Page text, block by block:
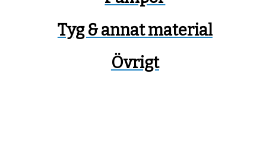
Tyg & annat material
Övrigt